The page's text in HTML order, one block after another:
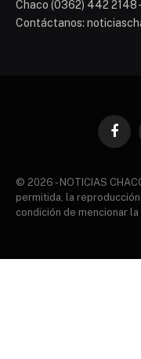
Chaco (0362) 442 2148
Contáctanos:
© 2026 - NOTICIAS
permitida, la
condición de mencionar la